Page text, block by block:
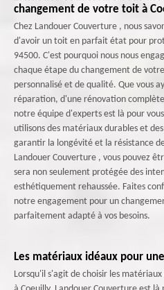
changement de votre toit à
Chez Landouer Couverture , nous
d'avoir un toit en parfait état pour
94500. C'est pourquoi nous nous
chaque étape du changement de
personnalisé et de qualité. Que vous
réparation, d'une rénovation
notre équipe d'experts est là pour
utilisons des matériaux durables et
garantir la longévité et la résistance
Landouer Couverture , vous pouvez
sera non seulement protégée des
esthétiquement rehaussée. Faites
notre engagement pour un
parfaitement adapté à vos besoins.
Les matériaux idéaux pour
Lorsqu'il s'agit de choisir les